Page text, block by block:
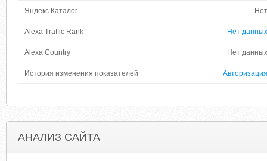
Яндекс Каталог Нет
Alexa Traffic Rank Нет данных
Alexa Country Нет данных
История изменения показателей Авторизация
АНАЛИЗ САЙТА